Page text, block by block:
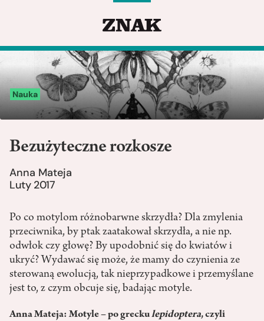
Nauka
Bezużyteczne rozkosze
Anna Mateja
Luty 2017
Po co motylom różnobarwne skrzydła? Dla zmylenia
przeciwnika, by ptak zaatakował skrzydła, a nie np.
odwłok czy głowę? By upodobnić się do kwiatów i
ukryć? Wydawać się może, że mamy do czynienia ze
sterowaną ewolucją, tak nieprzypadkowe i przemyślane
jest to, z czym obcuje się, badając motyle.
Anna Mateja: Motyle – po greckulepidoptera, czyli